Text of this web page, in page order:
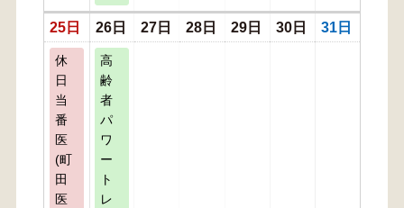
25日 26日 27日 28日 29日 30日 31日
休
日
当
番
医
(町
田
医
高
齢
者
パ
ワ
ー
ト
レ